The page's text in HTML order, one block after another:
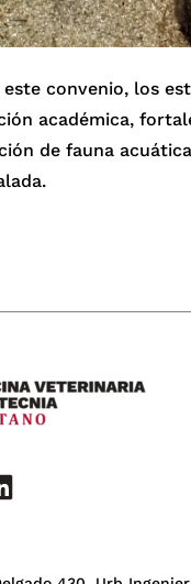
este convenio, los
académica,
de fauna